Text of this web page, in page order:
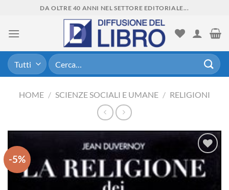
content
DA OLTRE 40 ANNI NEL SETTORE EDITORIALE...
Cerca:
HOME / SCIENZE SOCIALI E UMANE / RELIGIONI
-5%
Aggiungi